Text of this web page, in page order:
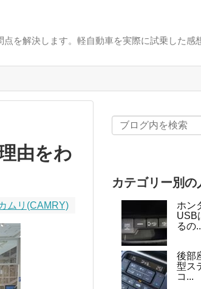
を解決します。軽自動車を実際に試乗した感
由をわ
ムリ(CAMRY)
カテゴリー別の
ホン
USB
るの
後部
型ス
コ...